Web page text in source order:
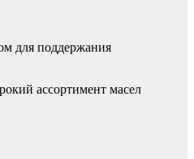
для поддержания
ассортимент масел